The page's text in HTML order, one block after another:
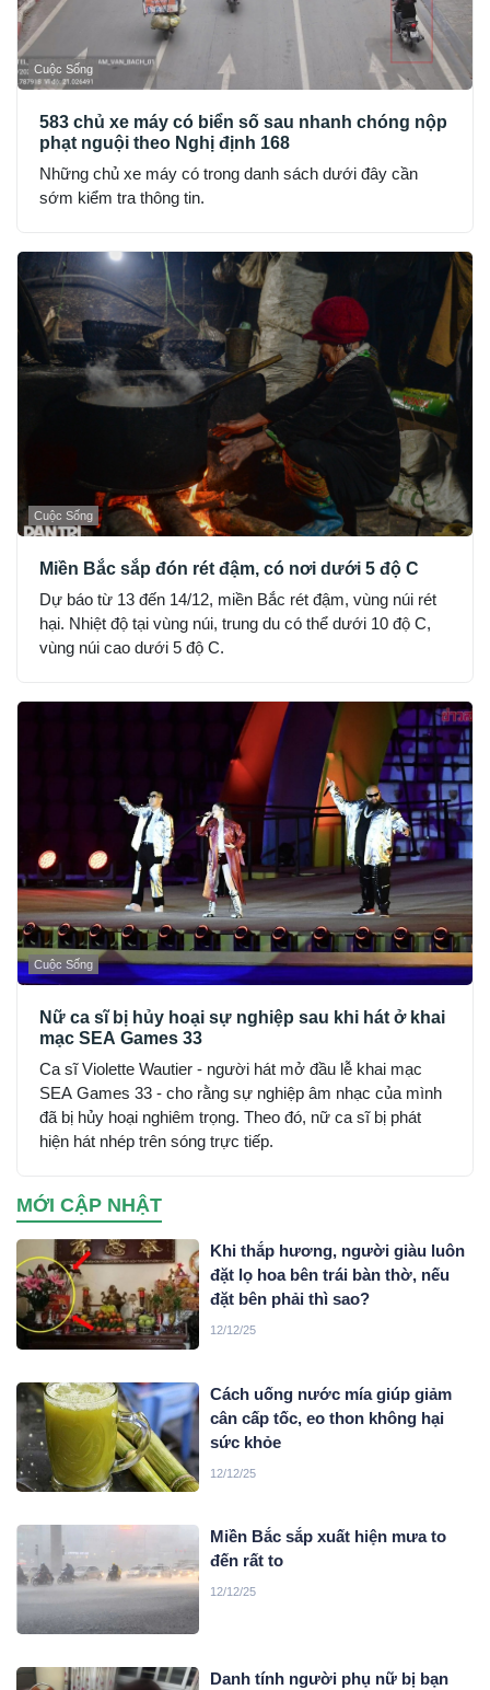
Cuộc Sống
583 chủ xe máy có biển số sau nhanh chóng nộp
phạt nguội theo Nghị định 168
Những chủ xe máy có trong danh sách dưới đây cần
sớm kiểm tra thông tin.
Cuộc Sống
Miền Bắc sắp đón rét đậm, có nơi dưới 5 độ C
Dự báo từ 13 đến 14/12, miền Bắc rét đậm, vùng núi rét
hại. Nhiệt độ tại vùng núi, trung du có thể dưới 10 độ C,
vùng núi cao dưới 5 độ C.
Cuộc Sống
Nữ ca sĩ bị hủy hoại sự nghiệp sau khi hát ở khai
mạc SEA Games 33
Ca sĩ Violette Wautier - người hát mở đầu lễ khai mạc
SEA Games 33 - cho rằng sự nghiệp âm nhạc của mình
đã bị hủy hoại nghiêm trọng. Theo đó, nữ ca sĩ bị phát
hiện hát nhép trên sóng trực tiếp.
MỚI CẬP NHẬT
Khi thắp hương, người giàu luôn
đặt lọ hoa bên trái bàn thờ, nếu
đặt bên phải thì sao?
12/12/25
Cách uống nước mía giúp giảm
cân cấp tốc, eo thon không hại
sức khỏe
12/12/25
Miền Bắc sắp xuất hiện mưa to
đến rất to
12/12/25
Danh tính người phụ nữ bị bạn